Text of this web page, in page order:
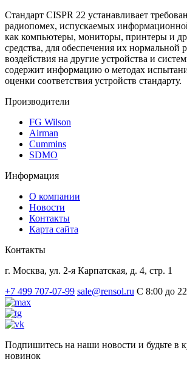
Стандарт CISPR 22 устанавливает
радиопомех, испускаемых
как компьютеры, мониторы, принтеры и
средства, для обеспечения их нормальной
воздействия на другие устройства и
содержит информацию о методах
оценки соответствия устройств стандарту.
Производители
FG Wilson
Airman
Cummins
SDMO
Информация
О компании
Новости
Контакты
Карта сайта
Контакты
г. Москва, ул. 2-я Карпатская, д. 4, стр. 1
+7 499 707-07-99 sale@rensol.ru C 8:00 до
Подпишитесь на наши новости и будьте в
новинок